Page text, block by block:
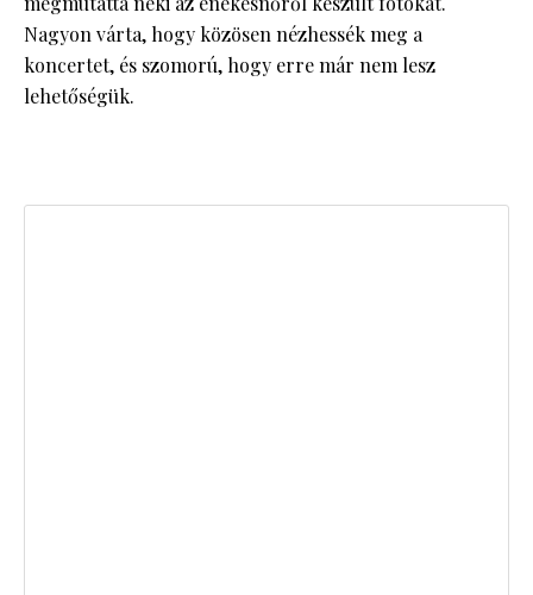
Nagyon várta, hogy közösen nézhessék meg a
koncertet, és szomorú, hogy erre már nem lesz
lehetőségük.